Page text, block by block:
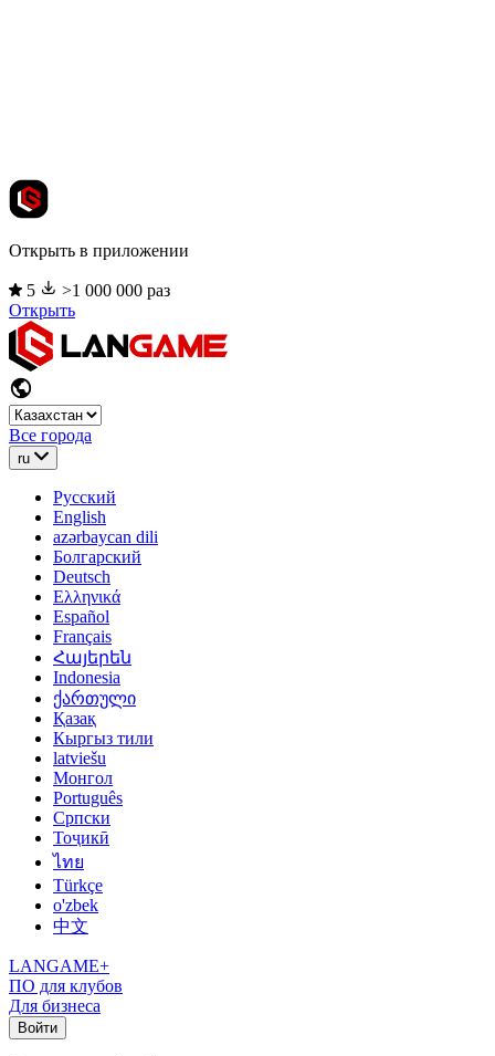
Открыть в приложении
5
>1 000 000 раз
Открыть
Все города
ru
Русский
English
azərbaycan dili
Болгарский
Deutsch
Ελληνικά
Español
Français
Հայերեն
Indonesia
ქართული
Қазақ
Кыргыз тили
latviešu
Монгол
Português
Српски
Тоҷикӣ
ไทย
Türkçe
o'zbek
中文
LANGAME+
ПО для клубов
Для бизнеса
Войти